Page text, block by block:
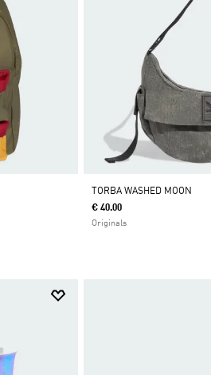
TORBA WASHED MOON
€ 40.00
Originals